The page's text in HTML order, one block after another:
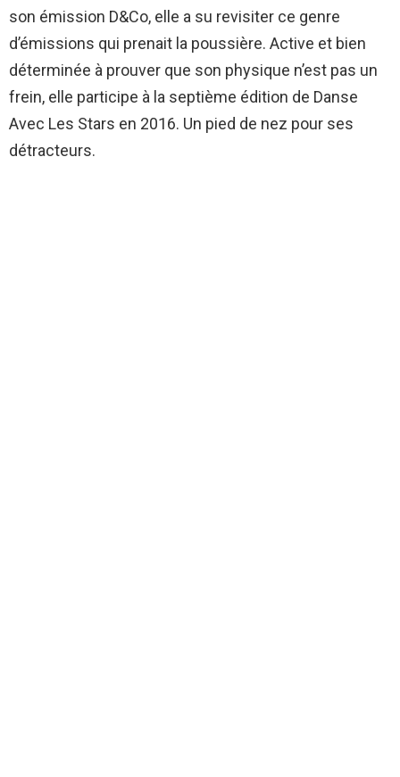
son émission D&Co, elle a su revisiter ce genre
d’émissions qui prenait la poussière. Active et bien
déterminée à prouver que son physique n’est pas un
frein, elle participe à la septième édition de Danse
Avec Les Stars en 2016. Un pied de nez pour ses
détracteurs.